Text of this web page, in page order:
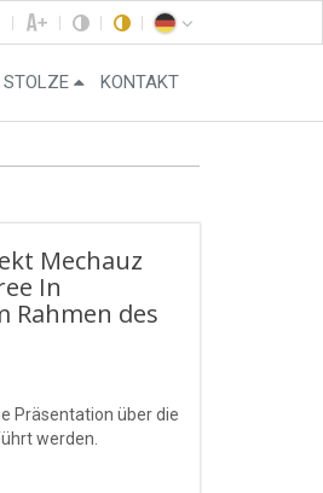
STOLZE KONTAKT
Mechauz
In
Rahmen des
Präsentation über die
werden.